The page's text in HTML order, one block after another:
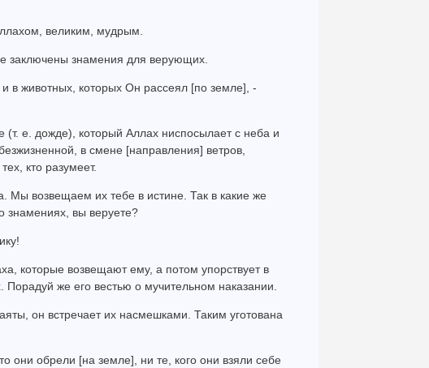
великим, мудрым.
заключены знамения для верующих.
в животных, которых Он рассеял [по земле], -
(т. е. дожде), который Аллах ниспосылает с неба и
в смене [направления] ветров,
кто разумеет.
Мы возвещаем их тебе в истине. Так в какие же
знамениях, вы веруете?
которые возвещают ему, а потом упорствует в
же его вестью о мучительном наказании.
он встречает их насмешками. Таким уготована
они обрели [на земле], ни те, кого они взяли себе